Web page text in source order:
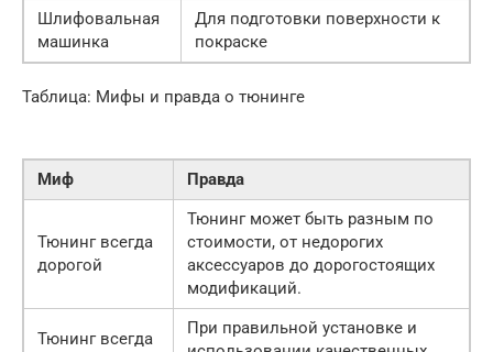
Шлифовальная
машинка
Для подготовки поверхности к
покраске
Таблица: Мифы и правда о тюнинге
Миф Правда
Тюнинг всегда
дорогой
Тюнинг может быть разным по
стоимости, от недорогих
аксессуаров до дорогостоящих
модификаций.
Тюнинг всегда
При правильной установке и